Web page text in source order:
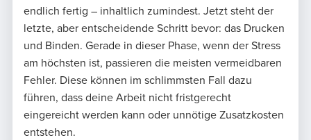
endlich fertig – inhaltlich zumindest. Jetzt steht der
letzte, aber entscheidende Schritt bevor: das Drucken
und Binden. Gerade in dieser Phase, wenn der Stress
am höchsten ist, passieren die meisten vermeidbaren
Fehler. Diese können im schlimmsten Fall dazu
führen, dass deine Arbeit nicht fristgerecht
eingereicht werden kann oder unnötige Zusatzkosten
entstehen.